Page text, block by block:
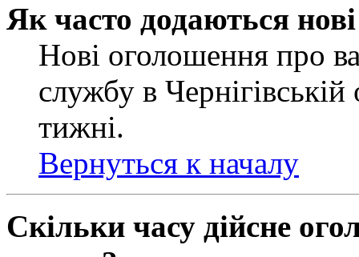
Як часто додаються
Нові оголошення про
службу в
тижні.
Вернуться к началу
Скільки часу дійсне